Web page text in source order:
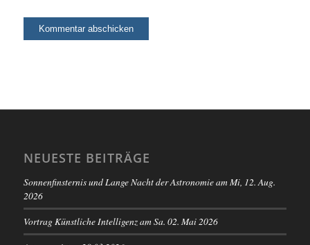
NEUESTE BEITRÄGE
Sonnenfinsternis und Lange Nacht der Astronomie am Mi, 12. Aug.
2026
Vortrag Künstliche Intelligenz am Sa. 02. Mai 2026